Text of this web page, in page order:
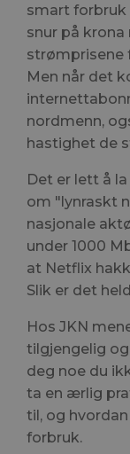
smart forbruk
snur på krona
strømprisene
Men når det
nordmenn,
hastighet de
Det er lett å
om "lynraskt
nasjonale
under 1000
at Netflix
Slik er det
Hos JKN
tilgjengelig
deg noe du
ta en ærlig
til, og
forbruk.